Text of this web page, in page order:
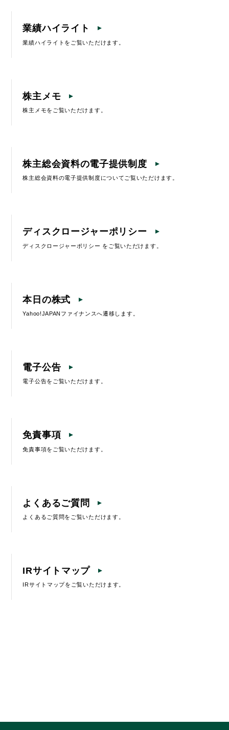
業績ハイライト
業績ハイライトをご覧いただけます。
株主メモ
株主メモをご覧いただけます。
株主総会資料の電子提供制度
株主総会資料の電子提供制度についてご覧いただけます。
ディスクロージャーポリシー
ディスクロージャーポリシー をご覧いただけます。
本日の株式
Yahoo!JAPANファイナンスへ遷移します。
電子公告
電子公告をご覧いただけます。
免責事項
免責事項をご覧いただけます。
よくあるご質問
よくあるご質問をご覧いただけます。
IRサイトマップ
IRサイトマップをご覧いただけます。